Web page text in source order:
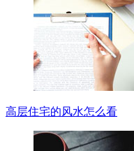
高层住宅的风水怎么看